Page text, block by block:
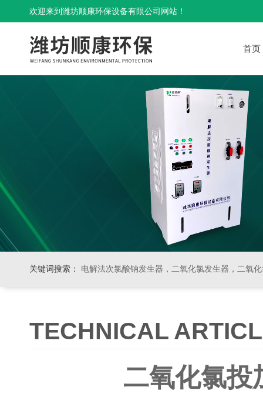
欢迎来到潍坊顺康环保设备有限公司网站！
首页
关键词搜索： 电解法次氯酸钠发生器，二氧化氯发生器，二氧化氯投加器，缓释消毒器
TECHNICAL
二氧化氯投